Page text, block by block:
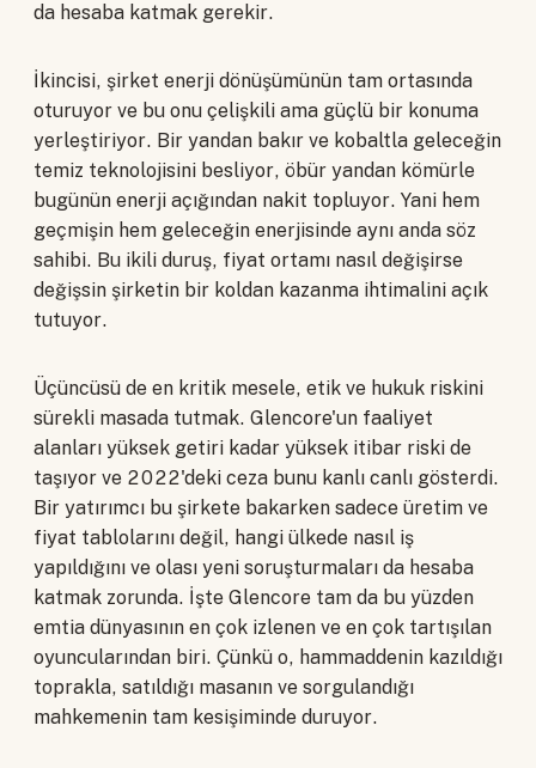
da hesaba katmak gerekir.
İkincisi, şirket enerji dönüşümünün tam ortasında
oturuyor ve bu onu çelişkili ama güçlü bir konuma
yerleştiriyor. Bir yandan bakır ve kobaltla geleceğin
temiz teknolojisini besliyor, öbür yandan kömürle
bugünün enerji açığından nakit topluyor. Yani hem
geçmişin hem geleceğin enerjisinde aynı anda söz
sahibi. Bu ikili duruş, fiyat ortamı nasıl değişirse
değişsin şirketin bir koldan kazanma ihtimalini açık
tutuyor.
Üçüncüsü de en kritik mesele, etik ve hukuk riskini
sürekli masada tutmak. Glencore'un faaliyet
alanları yüksek getiri kadar yüksek itibar riski de
taşıyor ve 2022'deki ceza bunu kanlı canlı gösterdi.
Bir yatırımcı bu şirkete bakarken sadece üretim ve
fiyat tablolarını değil, hangi ülkede nasıl iş
yapıldığını ve olası yeni soruşturmaları da hesaba
katmak zorunda. İşte Glencore tam da bu yüzden
emtia dünyasının en çok izlenen ve en çok tartışılan
oyuncularından biri. Çünkü o, hammaddenin kazıldığı
toprakla, satıldığı masanın ve sorgulandığı
mahkemenin tam kesişiminde duruyor.